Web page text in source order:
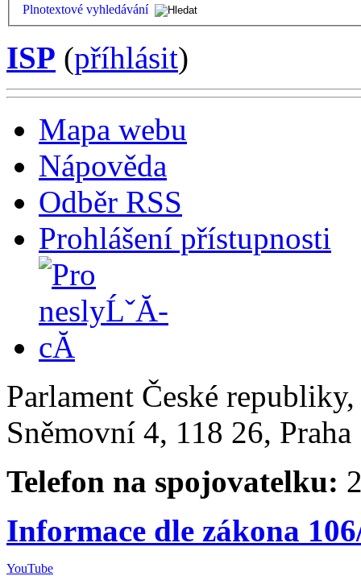
Plnotextové vyhledávání
ISP (příhlásit)
Mapa webu
Nápověda
Odběr RSS
Prohlášení přístupnosti
Parlament České
Sněmovní 4, 118 26,
Telefon na spojovatelku:
Informace dle zákona
YouTube